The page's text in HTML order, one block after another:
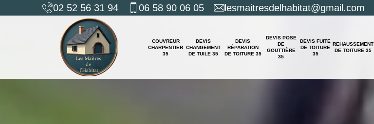
02 52 56 31 94 06 58 90 06 05 lesmaitresdelhabitat@gmail.com
COUVREUR
CHARPENTIER
35
DEVIS
CHANGEMENT
DE TUILE 35
DEVIS
RÉPARATION
DE TOITURE 35
DEVIS POSE
DE
GOUTTIÈRE
35
DEVIS FUITE
DE TOITURE
35
REHAUSSEMENT
DE TOITURE 35